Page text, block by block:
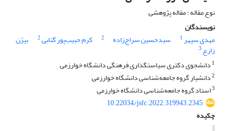
نوع مقاله : مقاله پژوهشی
نویسندگان
مهدی سپهر1 سیدحسین سراج‌زاده 2 کرم حبیب‌پور گتابی2 بیژن
زارع 3
1 دانشجوی دکتری سیاستگذاری فرهنگی دانشگاه خوارزمی
2دانشیار گروه جامعه‌شناسی دانشگاه خوارزمی
3استاد گروه جامعه‌شناسی دانشگاه خوارزمی
10.22034/jsfc.2022.319943.2345
چکیده